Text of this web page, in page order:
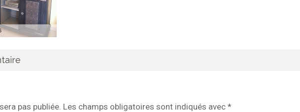
pas publiée. Les champs obligatoires sont indiqués avec *